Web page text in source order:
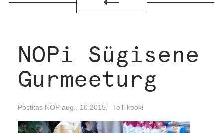
NOPi Sügisene
Gurmeeturg
Postitas NOP aug., 10 2015, Telli kooki